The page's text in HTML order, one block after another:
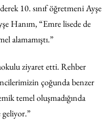
10. sınıf öğretmeni Ayşe
Hanım, “Emre lisede de
alamamıştı.”
ziyaret etti. Rehber
çoğunda benzer
temel oluşmadığında